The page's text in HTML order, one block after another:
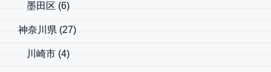
墨田区 (6)
神奈川県 (27)
川崎市 (4)